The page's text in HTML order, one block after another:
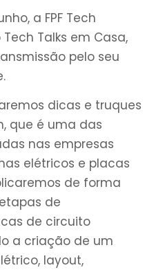
a FPF Tech
Talks em Casa,
pelo seu
dicas e truques
que é uma das
nas empresas
elétricos e placas
de forma
de
de circuito
a criação de um
layout,